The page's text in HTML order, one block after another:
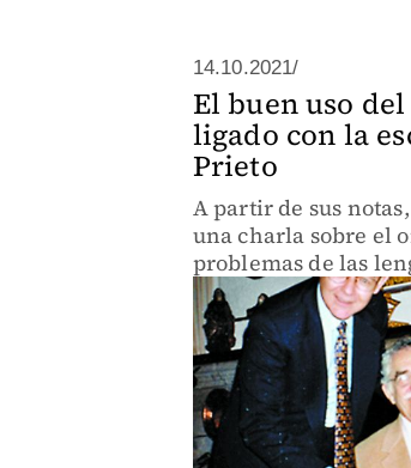
14.10.2021/
El buen uso
ligado con la
Prieto
A partir de sus
una charla sobre el
problemas de las